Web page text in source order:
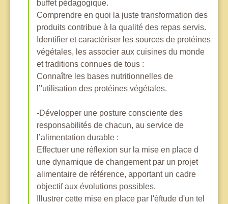
buffet pédagogique.
Comprendre en quoi la juste transformation des
produits contribue à la qualité des repas servis.
Identifier et caractériser les sources de protéines
végétales, les associer aux cuisines du monde
et traditions connues de tous :
Connaître les bases nutritionnelles de
l’'utilisation des protéines végétales.
-Développer une posture consciente des
responsabilités de chacun, au service de
l’alimentation durable :
Effectuer une réflexion sur la mise en place d
une dynamique de changement par un projet
alimentaire de référence, apportant un cadre
objectif aux évolutions possibles.
Illustrer cette mise en place par l'éftude d'un tel